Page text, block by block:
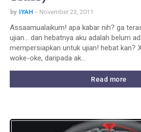
by IYAH November 23, 2011
Assaamualaikum! apa kabar nih? ga
ujian... dan hebatnya aku adalah belum
mempersiapkan untuk ujian! hebat kan?
woke-oke, daripada ak…
Read more